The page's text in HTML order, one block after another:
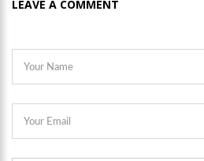
LEAVE A COMMENT